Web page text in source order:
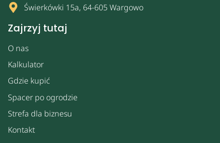
Zajrzyj tutaj
O nas
Kalkulator
Gdzie kupić
Spacer po ogrodzie
Strefa dla biznesu
Kontakt
Świerkówki 15a, 64-605 Wargowo